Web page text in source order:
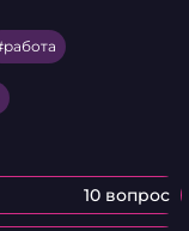
работа
10 вопрос